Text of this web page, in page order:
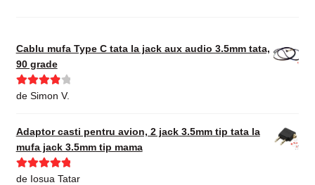
Cablu mufa Type C tata la jack aux audio 3.5mm tata,
90 grade
Evaluat la
de Simon V.
Adaptor casti pentru avion, 2 jack 3.5mm tip tata la
mufa jack 3.5mm tip mama
Evaluat la5
de Iosua Tatar